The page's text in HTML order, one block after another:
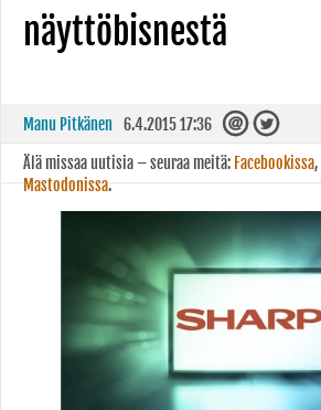
näyttöbisnestä
Manu Pitkänen 6.4.2015 17:36
Älä missaa uutisia – seuraa meitä: Facebookissa,
Mastodonissa.